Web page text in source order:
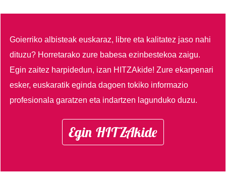
Goierriko albisteak euskaraz, libre eta kalitatez jaso nahi
dituzu? Horretarako zure babesa ezinbestekoa zaigu.
Egin zaitez harpidedun, izan HITZAkide!Zure ekarpenari
esker, euskaratik eginda dagoen tokiko informazio
profesionala garatzen eta indartzen lagunduko duzu.
Egin HITZAkide